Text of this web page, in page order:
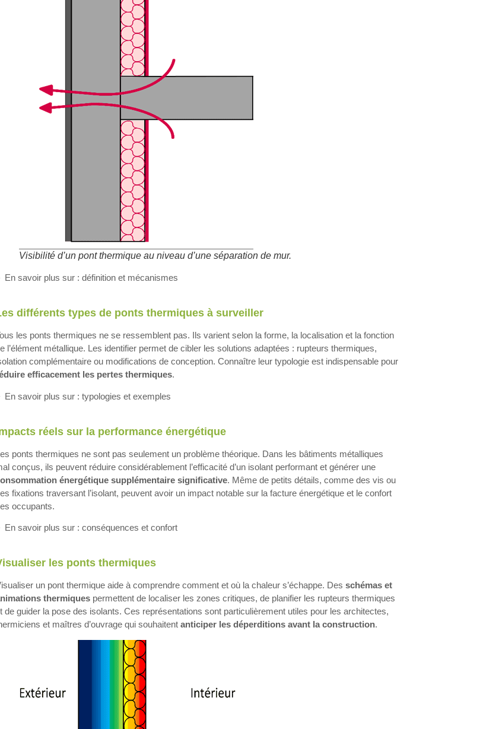
Visibilité d’un pont thermique au niveau d’une séparation de mur.
En savoir plus sur : définition et mécanismes
différents types de ponts thermiques à surveiller
les ponts thermiques ne se ressemblent pas. Ils varient selon la forme, la localisation et la fonction
l’élément métallique. Les identifier permet de cibler les solutions adaptées : rupteurs thermiques,
complémentaire ou modifications de conception. Connaître leur typologie est indispensable pour
efficacement les pertes thermiques.
En savoir plus sur : typologies et exemples
réels sur la performance énergétique
ponts thermiques ne sont pas seulement un problème théorique. Dans les bâtiments métalliques
conçus, ils peuvent réduire considérablement l’efficacité d’un isolant performant et générer une
énergétique supplémentaire significative. Même de petits détails, comme des vis ou
fixations traversant l’isolant, peuvent avoir un impact notable sur la facture énergétique et le confort
occupants.
En savoir plus sur : conséquences et confort
les ponts thermiques
un pont thermique aide à comprendre comment et où la chaleur s’échappe. Des schémas et
thermiquespermettent de localiser les zones critiques, de planifier les rupteurs thermiques
de guider la pose des isolants. Ces représentations sont particulièrement utiles pour les architectes,
et maîtres d’ouvrage qui souhaitent anticiper les déperditions avant la construction.